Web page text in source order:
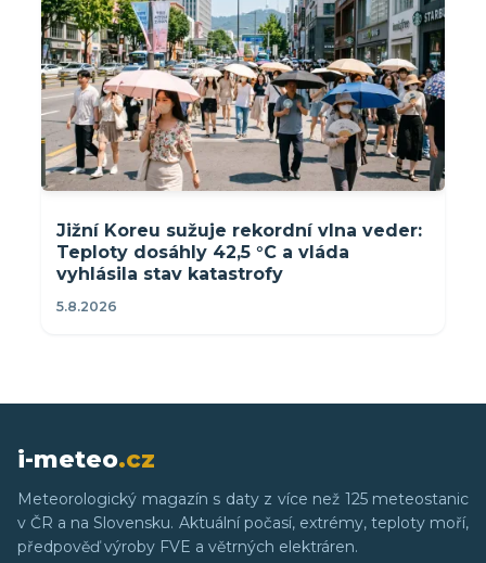
Jižní Koreu sužuje rekordní vlna veder:
Teploty dosáhly 42,5 °C a vláda
vyhlásila stav katastrofy
5.8.2026
i-meteo.cz
Meteorologický magazín s daty z více než 125 meteostanic
v ČR a na Slovensku. Aktuální počasí, extrémy, teploty moří,
předpověď výroby FVE a větrných elektráren.